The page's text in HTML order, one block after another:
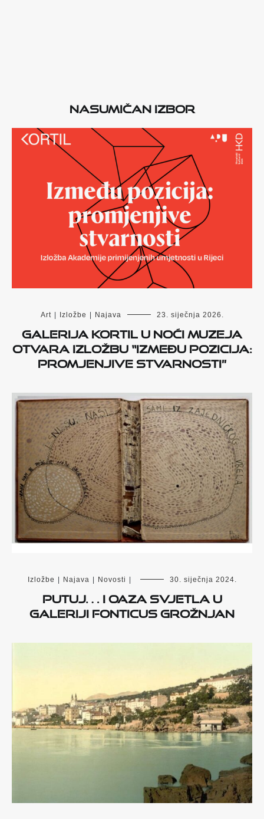
Nasumičan izbor
Art Izložbe Najava 23. siječnja 2026.
Galerija Kortil u Noći muzeja
otvara izložbu “Između pozicija:
promjenjive stvarnosti”
Izložbe Najava Novosti 30. siječnja 2024.
PUTUJ… i OAZA SVJETLA u
Galeriji Fonticus Grožnjan